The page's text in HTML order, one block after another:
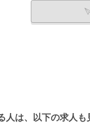
人は、以下の求人も